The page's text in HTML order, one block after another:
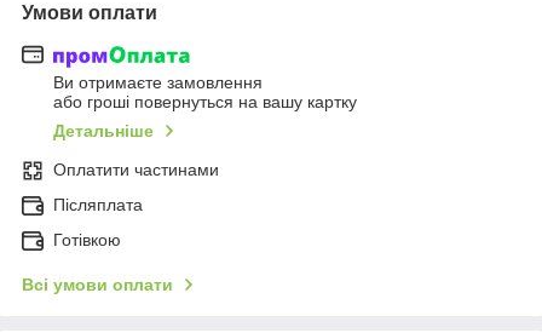
Умови оплати
Ви отримаєте замовлення
або гроші повернуться на вашу картку
Детальніше
Оплатити частинами
Післяплата
Готівкою
Всі умови оплати